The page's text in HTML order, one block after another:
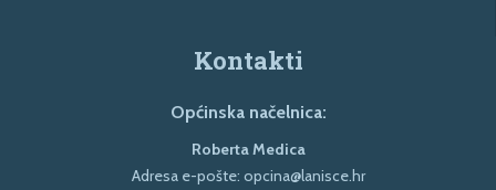
Kontakti
Općinska načelnica:
Roberta Medica
Adresa e-pošte: opcina@lanisce.hr